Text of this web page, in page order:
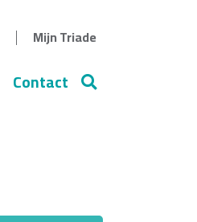
Contact Zoeken
| Mijn Triade